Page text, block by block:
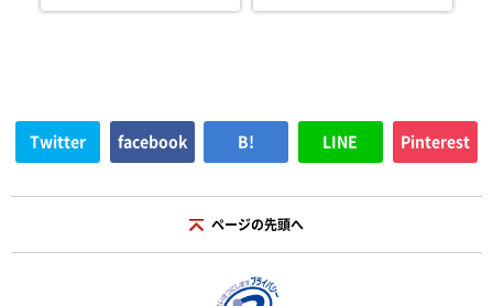
Twitter facebook B! LINE Pinterest
ページの先頭へ